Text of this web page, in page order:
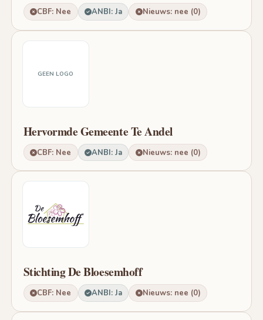
CBF: Nee ANBI: Ja Nieuws: nee (0)
GEEN LOGO
Hervormde Gemeente Te Andel
CBF: Nee ANBI: Ja Nieuws: nee (0)
Stichting De Bloesemhoff
CBF: Nee ANBI: Ja Nieuws: nee (0)